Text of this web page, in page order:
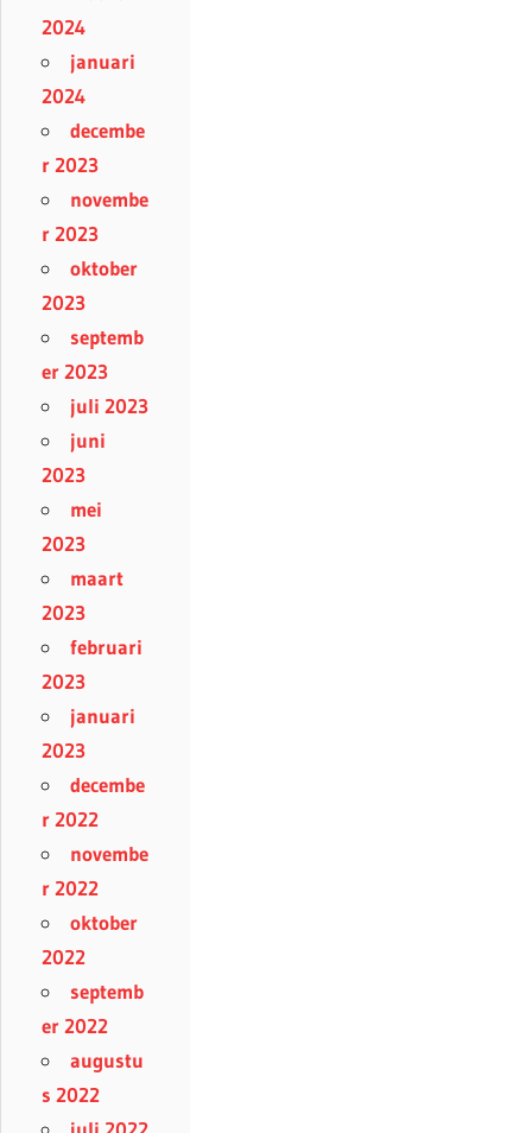
2024
januari
2024
decembe
r 2023
novembe
r 2023
oktober
2023
septemb
er 2023
juli 2023
juni
2023
mei
2023
maart
2023
februari
2023
januari
2023
decembe
r 2022
novembe
r 2022
oktober
2022
septemb
er 2022
augustu
s 2022